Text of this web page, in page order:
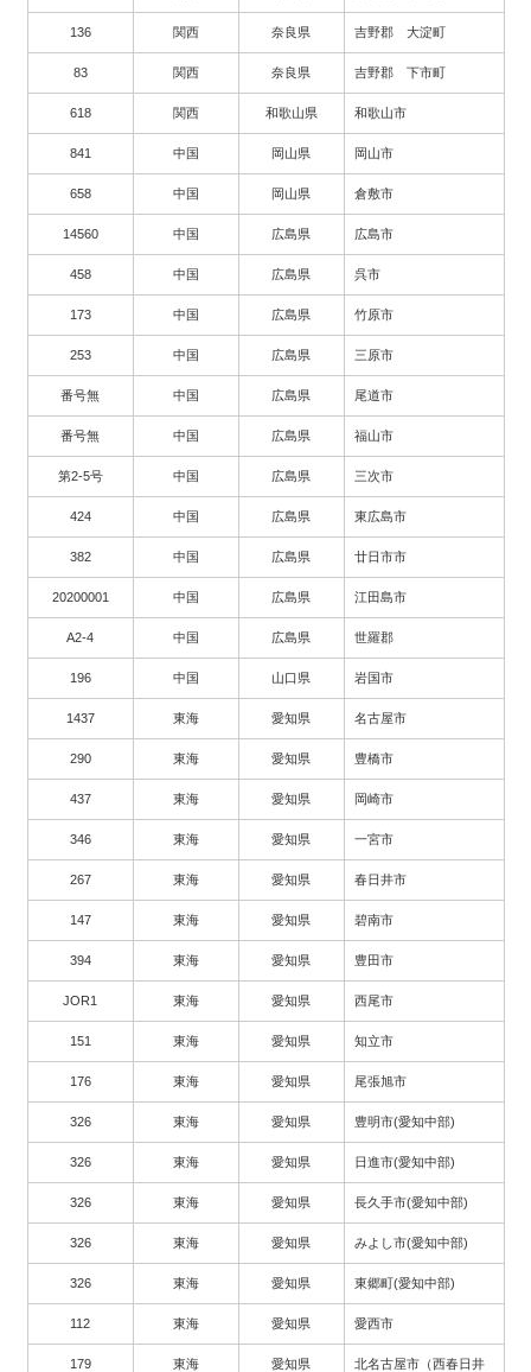
136 関西 奈良県 吉野郡 大淀町
83 関西 奈良県 吉野郡 下市町
618 関西 和歌山県 和歌山市
841 中国 岡山県 岡山市
658 中国 岡山県 倉敷市
14560 中国 広島県 広島市
458 中国 広島県 呉市
173 中国 広島県 竹原市
253 中国 広島県 三原市
番号無 中国 広島県 尾道市
番号無 中国 広島県 福山市
第2-5号 中国 広島県 三次市
424 中国 広島県 東広島市
382 中国 広島県 廿日市市
20200001 中国 広島県 江田島市
A2-4 中国 広島県 世羅郡
196 中国 山口県 岩国市
1437 東海 愛知県 名古屋市
290 東海 愛知県 豊橋市
437 東海 愛知県 岡崎市
346 東海 愛知県 一宮市
267 東海 愛知県 春日井市
147 東海 愛知県 碧南市
394 東海 愛知県 豊田市
JOR1 東海 愛知県 西尾市
151 東海 愛知県 知立市
176 東海 愛知県 尾張旭市
326 東海 愛知県 豊明市(愛知中部)
326 東海 愛知県 日進市(愛知中部)
326 東海 愛知県 長久手市(愛知中部)
326 東海 愛知県 みよし市(愛知中部)
326 東海 愛知県 東郷町(愛知中部)
112 東海 愛知県 愛西市
179 東海 愛知県
北名古屋市（西春日井